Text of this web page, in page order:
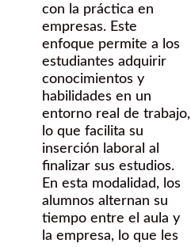
con la práctica en
empresas. Este
enfoque permite a los
estudiantes adquirir
conocimientos y
habilidades en un
entorno real de trabajo,
lo que facilita su
inserción laboral al
finalizar sus estudios.
En esta modalidad, los
alumnos alternan su
tiempo entre el aula y
la empresa, lo que les